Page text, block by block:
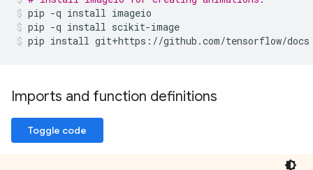
pip -q install imageio
pip -q install scikit-image
pip install git+https://github.com/tensorflow/docs
Imports and function definitions
Toggle code